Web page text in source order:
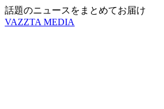
話題のニュースをまとめてお届け
VAZZTA MEDIA